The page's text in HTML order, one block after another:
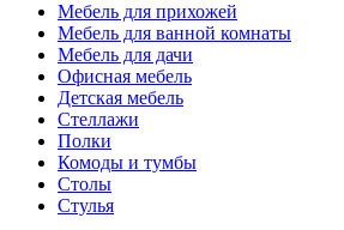
Мебель для прихожей
Мебель для ванной комнаты
Мебель для дачи
Офисная мебель
Детская мебель
Стеллажи
Полки
Комоды и тумбы
Столы
Стулья